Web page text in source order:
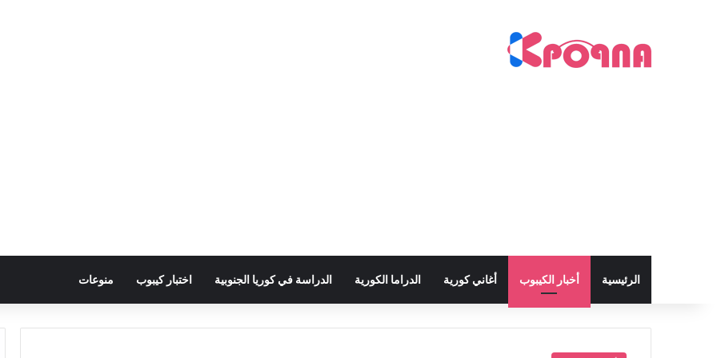
الرئيسية أخبار الكيبوب أغاني كورية الدراما الكورية الدراسة في كوريا الجنوبية اختبار كيبوب منوعات